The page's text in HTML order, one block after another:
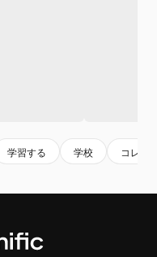
学習する 学校 コレク